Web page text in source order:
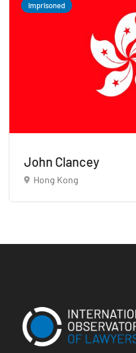
Imprisoned
John Clancey
Hong Kong